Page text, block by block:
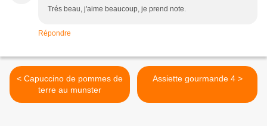
Trés beau, j'aime beaucoup, je prend note.
Répondre
< Capuccino de pommes de
terre au munster
Assiette gourmande 4 >